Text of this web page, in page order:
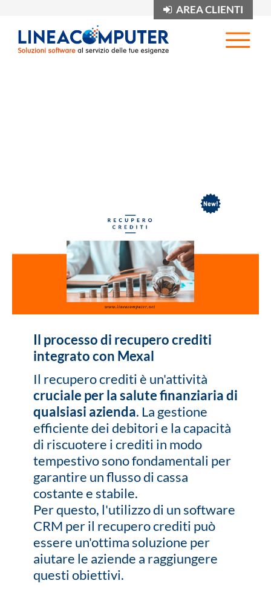
AREA CLIENTI
Il processo di recupero crediti
integrato con Mexal
Il recupero crediti è un'attività
cruciale per la salute finanziaria di
qualsiasi azienda. La gestione
efficiente dei debitori e la capacità
di riscuotere i crediti in modo
tempestivo sono fondamentali per
garantire un flusso di cassa
costante e stabile.
Per questo, l'utilizzo di un software
CRM per il recupero crediti può
essere un'ottima soluzione per
aiutare le aziende a raggiungere
questi obiettivi.